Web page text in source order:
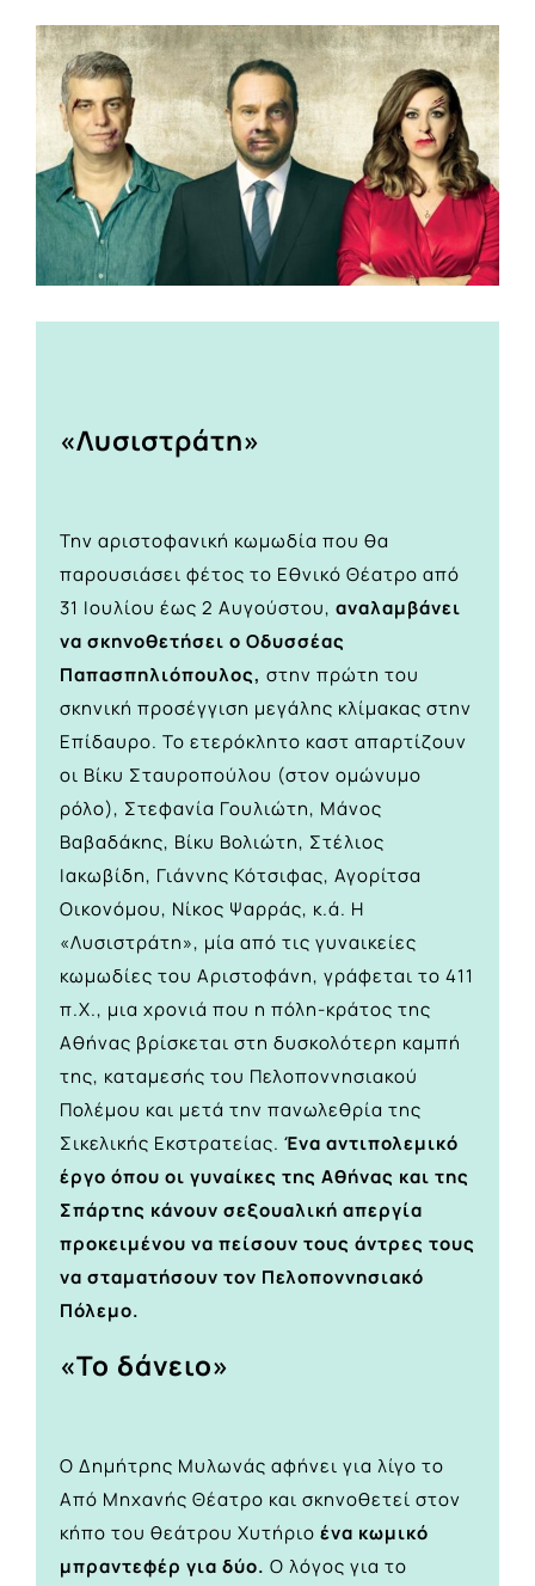
View
Larger
Image
«Λυσιστράτη»
Την αριστοφανική κωμωδία που θα
παρουσιάσει φέτος το Εθνικό Θέατρο από
31 Ιουλίου έως 2 Αυγούστου, αναλαμβάνει
να σκηνοθετήσει ο Οδυσσέας
Παπασπηλιόπουλος, στην πρώτη του
σκηνική προσέγγιση μεγάλης κλίμακας στην
Επίδαυρο. Το ετερόκλητο καστ απαρτίζουν
οι Βίκυ Σταυροπούλου (στον ομώνυμο
ρόλο), Στεφανία Γουλιώτη, Μάνος
Βαβαδάκης, Βίκυ Βολιώτη, Στέλιος
Ιακωβίδη, Γιάννης Κότσιφας, Αγορίτσα
Οικονόμου, Νίκος Ψαρράς, κ.ά. Η
«Λυσιστράτη», μία από τις γυναικείες
κωμωδίες του Αριστοφάνη, γράφεται το 411
π.Χ., μια χρονιά που η πόλη-κράτος της
Αθήνας βρίσκεται στη δυσκολότερη καμπή
της, καταμεσής του Πελοποννησιακού
Πολέμου και μετά την πανωλεθρία της
Σικελικής Εκστρατείας. Ένα αντιπολεμικό
έργο όπου οι γυναίκες της Αθήνας και της
Σπάρτης κάνουν σεξουαλική απεργία
προκειμένου να πείσουν τους άντρες τους
να σταματήσουν τον Πελοποννησιακό
Πόλεμο.
«Το δάνειο»
Ο Δημήτρης Μυλωνάς αφήνει για λίγο το
Από Μηχανής Θέατρο και σκηνοθετεί στον
κήπο του θεάτρου Χυτήριο ένα κωμικό
μπραντεφέρ για δύο. Ο λόγος για το